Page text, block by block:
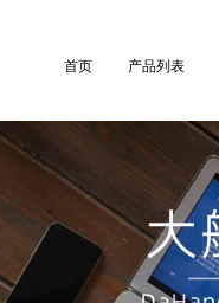
首页 产品列表